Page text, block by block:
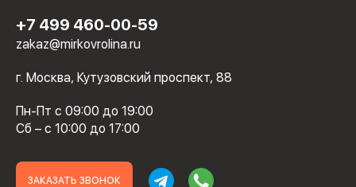
+7 499 460-00-59
zakaz@mirkovrolina.ru
г. Москва, Кутузовский проспект, 88
Пн-Пт с 09:00 до 19:00
Сб – с 10:00 до 17:00
ЗАКАЗАТЬ ЗВОНОК